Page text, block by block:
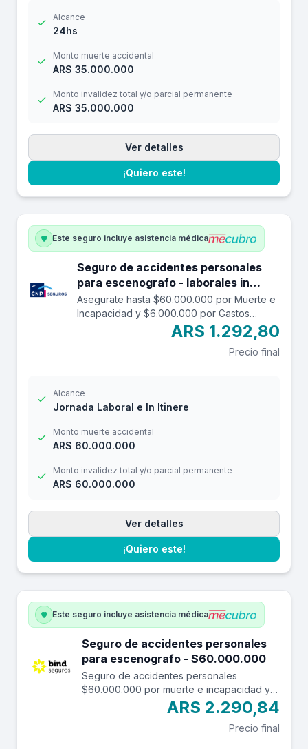
Alcance
24hs
Monto muerte accidental
ARS 35.000.000
Monto invalidez total y/o parcial permanente
ARS 35.000.000
Ver detalles
¡Quiero este!
Este seguro incluye asistencia médica
Seguro de accidentes personales
para escenografo - laborales in
itinere hasta $60.000.000.
Asegurate hasta $60.000.000 por Muerte e
Incapacidad y $6.000.000 por Gastos
Médicos contra accidentes mientras estás
trabajando y en el trayecto in itinere. Las
edades aceptadas son desde los 14 a los
ARS 1.292,80
Precio final
Alcance
Jornada Laboral e In Itinere
Monto muerte accidental
ARS 60.000.000
Monto invalidez total y/o parcial permanente
ARS 60.000.000
Ver detalles
¡Quiero este!
Este seguro incluye asistencia médica
Seguro de accidentes personales
para escenografo - $60.000.000
Seguro de accidentes personales
$60.000.000 por muerte e incapacidad y
$7.000.000 por reembolso de gastos
médicos con una franquicia de $3.000.-
ARS 2.290,84
Precio final